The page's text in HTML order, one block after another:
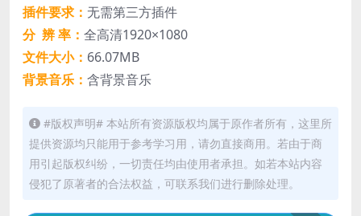
插件要求： 无需第三方插件
分 辨 率： 全高清1920×1080
文件大小： 66.07MB
背景音乐： 含背景音乐
#版权声明# 本站所有资源版权均属于原作者所有，这里所
提供资源均只能用于参考学习用，请勿直接商用。若由于商
用引起版权纠纷，一切责任均由使用者承担。如若本站内容
侵犯了原著者的合法权益，可联系我们进行删除处理。